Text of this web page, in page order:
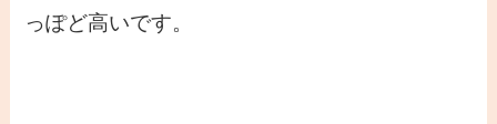
っぽど高いです。